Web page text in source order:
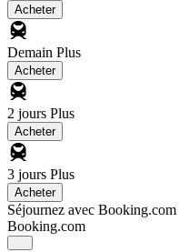
Acheter
Demain Plus
Acheter
2 jours Plus
Acheter
3 jours Plus
Acheter
Séjournez avec Booking.com
Booking.com